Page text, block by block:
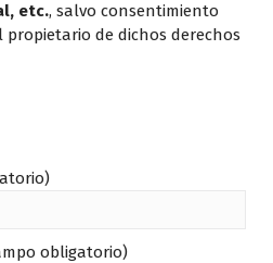
etc., salvo consentimiento
propietario de dichos derechos
obligatorio)